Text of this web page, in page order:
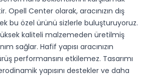
Opell Center olarak, aracınızın dış
bu özel ürünü sizlerle buluşturuyoruz.
kaliteli malzemeden üretilmiş
sağlar. Hafif yapısı aracınızın
performansını etkilemez. Tasarımı
yapısını destekler ve daha